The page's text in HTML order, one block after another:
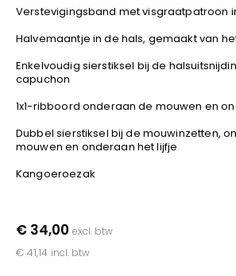
Verstevigingsband met visgraatpatroon
Halvemaantje in de hals, gemaakt van
Enkelvoudig sierstiksel bij de
capuchon
1x1-ribboord onderaan de mouwen en
Dubbel sierstiksel bij de mouwinzetten,
mouwen en onderaan het lijfje
Kangoeroezak
€ 34,00 excl. btw
€ 41,14 incl. btw